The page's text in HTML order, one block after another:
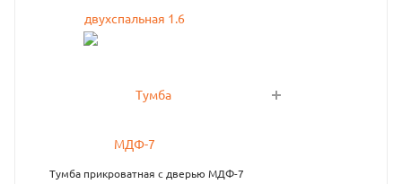
Тумба прикроватная с дверью МДФ-7